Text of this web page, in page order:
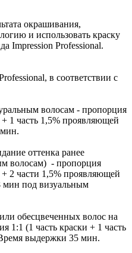
окрашивания,
и использовать краску
Impression Professional.
в соответствии с
волосам - пропорция
1 часть 1,5% проявляющей
оттенка ранее
волосам) - пропорция
2 части 1,5% проявляющей
мин под визуальным
обесцвеченных волос на
1:1 (1 часть краски + 1 часть
выдержки 35 мин.